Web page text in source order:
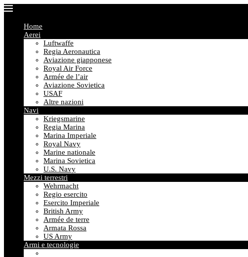
Home
Aerei
Luftwaffe
Regia Aeronautica
Aviazione giapponese
Royal Air Force
Armée de l’air
Aviazione Sovietica
USAF
Altre nazioni
Navi
Kriegsmarine
Regia Marina
Marina Imperiale
Royal Navy
Marine nationale
Marina Sovietica
U.S. Navy
Mezzi terrestri
Wehrmacht
Regio esercito
Esercito Imperiale
British Army
Armée de terre
Armata Rossa
US Army
Armi e tecnologie